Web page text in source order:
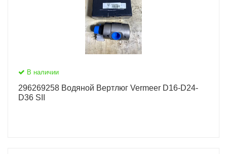
В наличии
296269258 Водяной Вертлюг Vermeer D16-D24-
D36 SII